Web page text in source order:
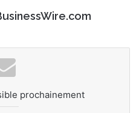
prochainement